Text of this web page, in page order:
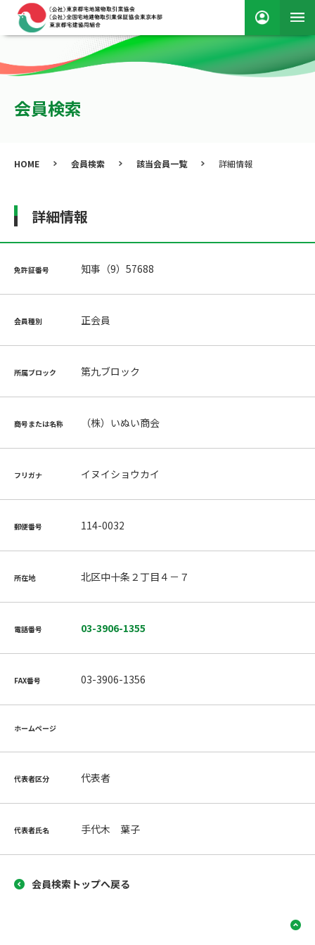
会員検索
HOME 会員検索 該当会員一覧 詳細情報
詳細情報
免許証番号 知事（9）57688
会員種別 正会員
所属ブロック 第九ブロック
商号または名称 （株）いぬい商会
フリガナ イヌイショウカイ
郵便番号 114-0032
所在地 北区中十条２丁目４－７
電話番号 03-3906-1355
FAX番号 03-3906-1356
ホームページ
代表者区分 代表者
代表者氏名 手代木 葉子
会員検索トップへ戻る